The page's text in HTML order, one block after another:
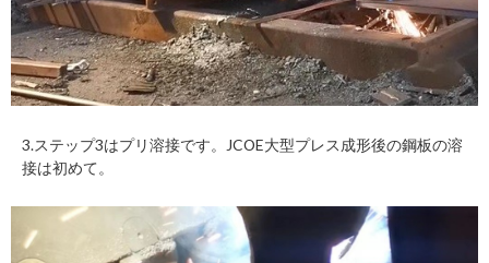
3.ステップ3はプリ溶接です。JCOE大型プレス成形後の鋼板の溶
接は初めて。